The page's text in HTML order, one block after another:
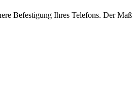
Befestigung Ihres Telefons. Der